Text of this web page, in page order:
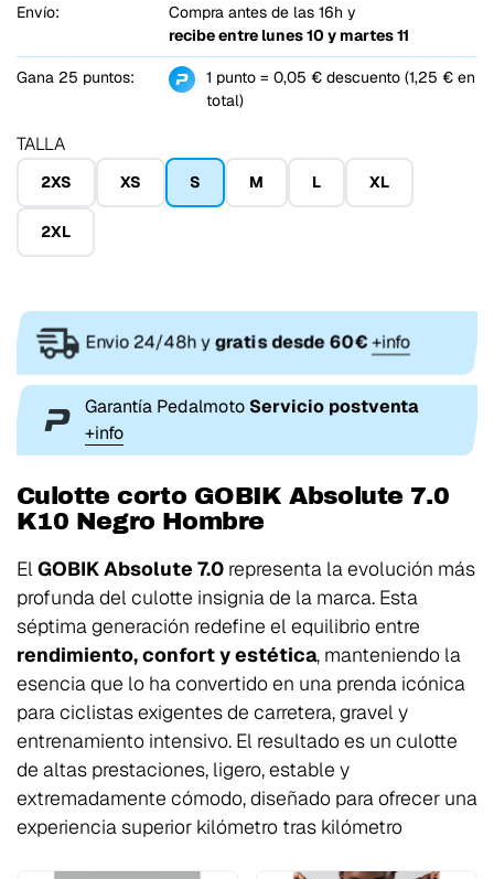
Envío:
Compra antes de las 16h y
recibe entre lunes 10 y martes 11
Gana 25 puntos:
1 punto = 0,05 € descuento (1,25 € en
total)
TALLA
2XS XS S M L XL
2XL
Envio 24/48h ygratis desde 60€+info
Garantía Pedalmoto Servicio postventa
+info
Culotte corto GOBIK Absolute 7.0
K10 Negro Hombre
El GOBIK Absolute 7.0 representa la evolución más
profunda del culotte insignia de la marca. Esta
séptima generación redefine el equilibrio entre
rendimiento, confort y estética, manteniendo la
esencia que lo ha convertido en una prenda icónica
para ciclistas exigentes de carretera, gravel y
entrenamiento intensivo. El resultado es un culotte
de altas prestaciones, ligero, estable y
extremadamente cómodo, diseñado para ofrecer una
experiencia superior kilómetro tras kilómetro